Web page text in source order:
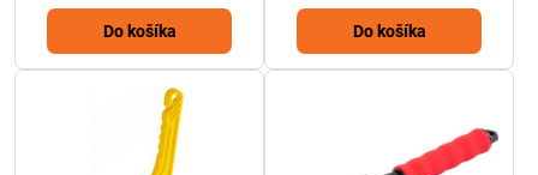
Do košíka Do košíka